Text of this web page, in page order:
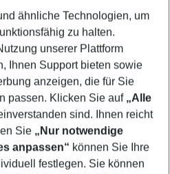
Kinder
anzeigen
ähnliche Technologien, um
zu halten.
unserer Plattform
Ihnen Support bieten sowie
anzeigen, die für Sie
passen. Klicken Sie auf „Alle
sind. Ihnen reicht
Sie „Nur notwendige
anpassen“ können Sie Ihre
festlegen. Sie können